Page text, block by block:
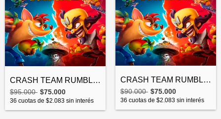
CRASH TEAM RUMBLE PS5
$95.000 $75.000
36 cuotas de $2.083 sin interés
CRASH TEAM RUMBLE PS4
$90.000 $75.000
36 cuotas de $2.083 sin interés